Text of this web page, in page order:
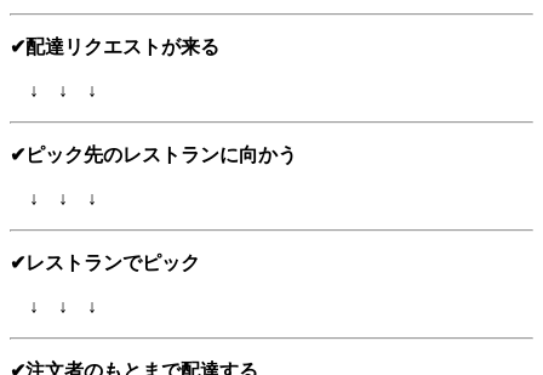
✔配達リクエストが来る
↓ ↓ ↓
✔ピック先のレストランに向かう
↓ ↓ ↓
✔レストランでピック
↓ ↓ ↓
✔注文者のもとまで配達する